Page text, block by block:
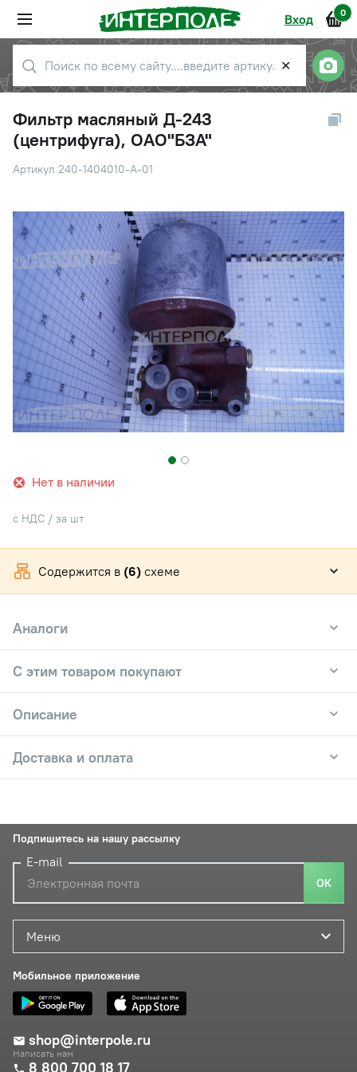
Вход 0
✕
Фильтр масляный Д-243
(центрифуга), ОАО"БЗА"
Артикул 240-1404010-А-01
Нет в наличии
с НДС / за шт
Содержится в (6) схеме
Аналоги
С этим товаром покупают
Описание
Доставка и оплата
Меню
Мобильное приложение
shop@interpole.ru
Написать нам
8 800 700 18 17
Подпишитесь на нашу рассылку
E-mail
ОК